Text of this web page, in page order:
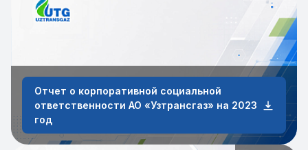
Отчет о корпоративной социальной
ответственности АО «Узтрансгаз» на 2023
год